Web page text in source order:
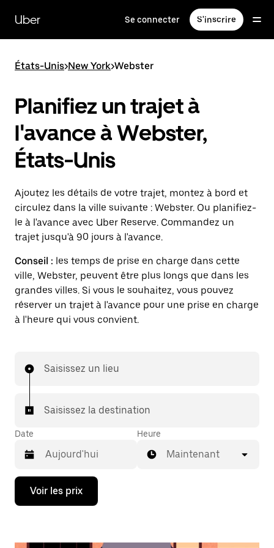
contenu
principal
Uber Se connecter S'inscrire
États-Unis>New York>Webster
Planifiez un trajet à
l'avance à Webster,
États-Unis
Ajoutez les détails de votre trajet, montez à bord et
circulez dans la ville suivante : Webster. Ou planifiez-
le à l'avance avec Uber Reserve. Commandez un
trajet jusqu'à 90 jours à l'avance.
Conseil : les temps de prise en charge dans cette
ville, Webster, peuvent être plus longs que dans les
grandes villes. Si vous le souhaitez, vous pouvez
réserver un trajet à l'avance pour une prise en charge
à l'heure qui vous convient.
Saisissez un lieu
Saisissez la destination
Date
Appuyez
la
Heure
Maintenant
Voir les prix